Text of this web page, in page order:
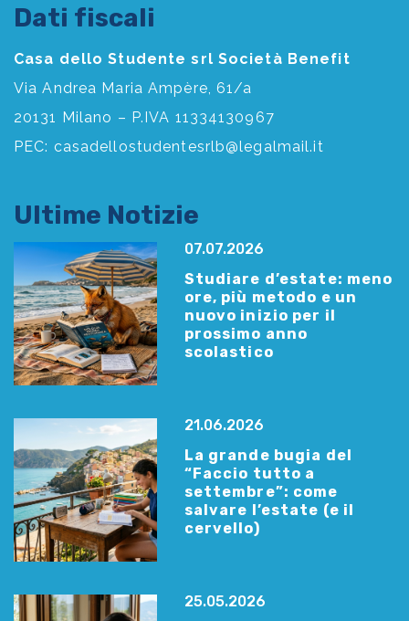
Dati fiscali
Casa dello Studente srl Società Benefit
Via Andrea Maria Ampère, 61/a
20131 Milano – P.IVA 11334130967
PEC: casadellostudentesrlb@legalmail.it
Ultime Notizie
07.07.2026
Studiare d’estate: meno
ore, più metodo e un
nuovo inizio per il
prossimo anno
scolastico
21.06.2026
La grande bugia del
“Faccio tutto a
settembre”: come
salvare l’estate (e il
cervello)
25.05.2026